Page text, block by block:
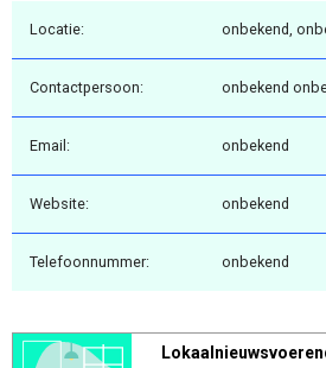
Locatie: onbekend,
Contactpersoon: onbekend
Email: onbekend
Website: onbekend
Telefoonnummer: onbekend